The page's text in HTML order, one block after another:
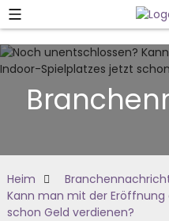
Heim
Kann man mit der
schon Geld verdienen?